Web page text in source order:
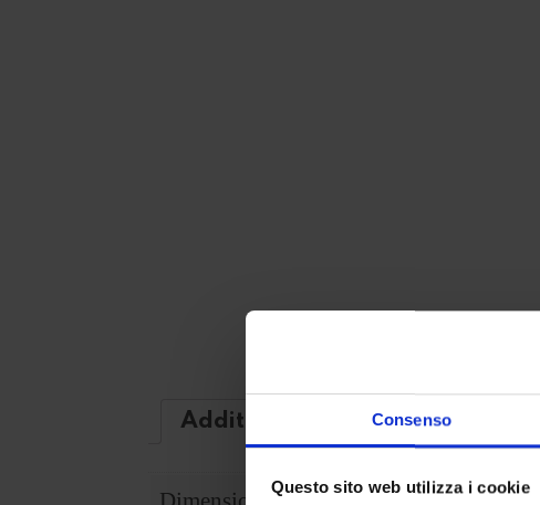
Consenso
Questo sito web utilizza i cookie
Additional information